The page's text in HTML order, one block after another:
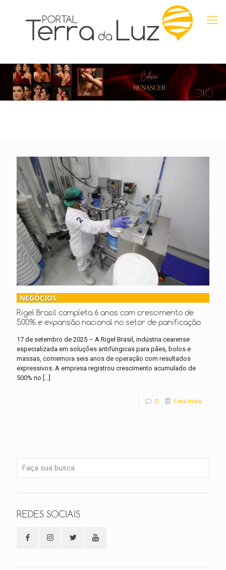
NEGÓCIOS:
Rigel Brasil completa 6 anos com crescimento de
500% e expansão nacional no setor de panificação
17 de setembro de 2025 – A Rigel Brasil, indústria cearense
especializada em soluções antifúngicas para pães, bolos e
massas, comemora seis anos de operação com resultados
expressivos. A empresa registrou crescimento acumulado de
500% no […]
0 Leia mais
REDES SOCIAIS